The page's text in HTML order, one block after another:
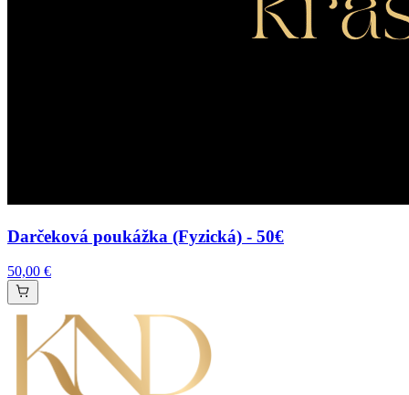
Darčeková poukážka (Fyzická) - 50€
50,00 €